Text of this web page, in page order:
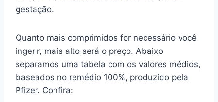
gestação.
Quanto mais comprimidos for necessário você
ingerir, mais alto será o preço. Abaixo
separamos uma tabela com os valores médios,
baseados no remédio 100%, produzido pela
Pfizer. Confira: